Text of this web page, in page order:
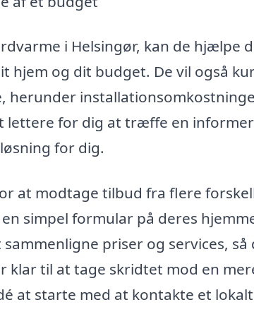
i Helsingør, kan de hjælpe
og dit budget. De vil også
herunder
lettere for dig at træffe en
for dig.
at modtage tilbud fra flere
simpel formular på deres
priser og services, så
klar til at tage skridtet mod en
at starte med at kontakte et lokalt